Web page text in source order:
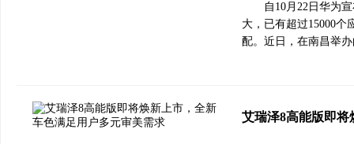
自10月22日华为
大，已有超过15000个
配。近日，在南昌举
艾瑞泽8高能版即